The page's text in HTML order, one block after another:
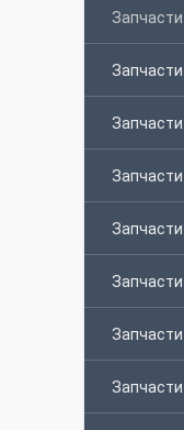
Запчасти
Запчасти
Запчасти
Запчасти
Запчасти
Запчасти